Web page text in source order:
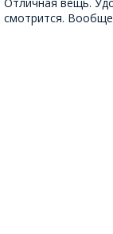
Отличная вещь.
смотрится.